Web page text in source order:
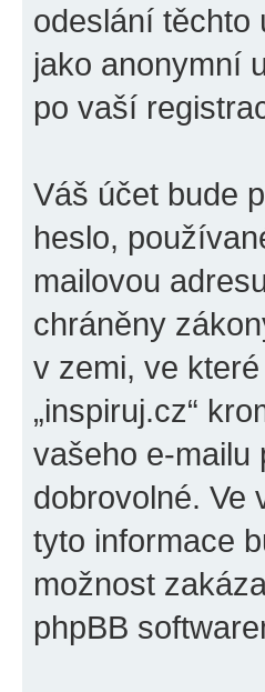
odeslání těchto
jako anonymní
po vaší
Váš účet bude
heslo,
mailovou
chráněny
v zemi, ve
„inspiruj.cz“
vašeho e-mailu
dobrovolné. Ve
tyto informace
možnost
phpBB